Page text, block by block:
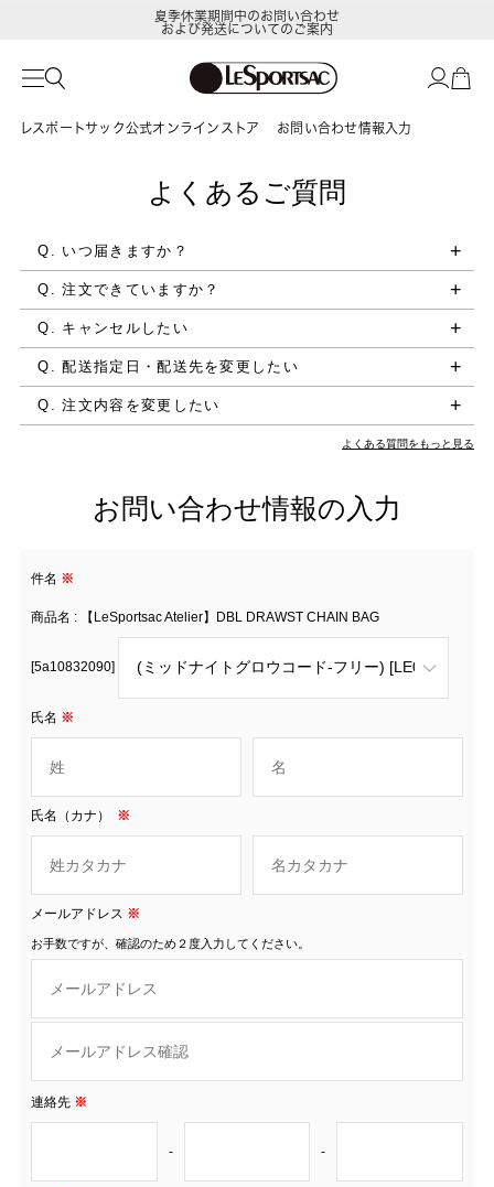
夏季休業期間中のお問い合わせ
および発送についてのご案内
レスポートサック公式オンラインストア お問い合わせ情報入力
よくあるご質問
Q. いつ届きますか？
Q. 注文できていますか？
Q. キャンセルしたい
Q. 配送指定日・配送先を変更したい
Q. 注文内容を変更したい
よくある質問をもっと見る
お問い合わせ情報の入力
件名 ※
商品名 : 【LeSportsac Atelier】DBL DRAWST CHAIN BAG
[5a10832090]
氏名 ※
氏名（カナ） ※
メールアドレス ※
お手数ですが、確認のため２度入力してください。
連絡先 ※
- -